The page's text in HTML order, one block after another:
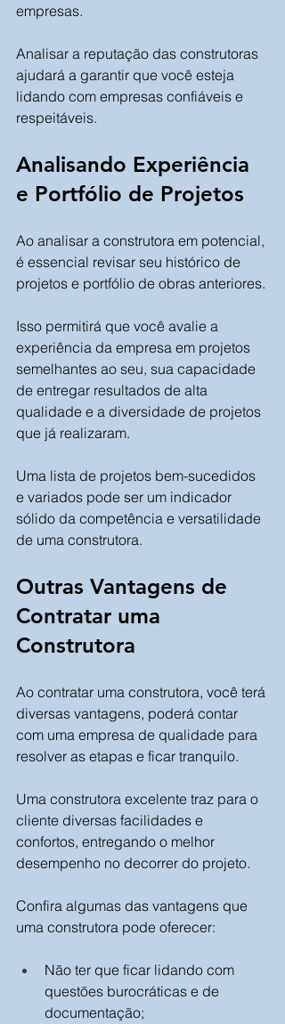
empresas.
Analisar a reputação das construtoras
ajudará a garantir que você esteja
lidando com empresas confiáveis e
respeitáveis.
Analisando Experiência
e Portfólio de Projetos
Ao analisar a construtora em potencial,
é essencial revisar seu histórico de
projetos e portfólio de obras anteriores.
Isso permitirá que você avalie a
experiência da empresa em projetos
semelhantes ao seu, sua capacidade
de entregar resultados de alta
qualidade e a diversidade de projetos
que já realizaram.
Uma lista de projetos bem-sucedidos
e variados pode ser um indicador
sólido da competência e versatilidade
de uma construtora.
Outras Vantagens de
Contratar uma
Construtora
Ao contratar uma construtora, você terá
diversas vantagens, poderá contar
com uma empresa de qualidade para
resolver as etapas e ficar tranquilo.
Uma construtora excelente traz para o
cliente diversas facilidades e
confortos, entregando o melhor
desempenho no decorrer do projeto.
Confira algumas das vantagens que
uma construtora pode oferecer:
Não ter que ficar lidando com
questões burocráticas e de
documentação;